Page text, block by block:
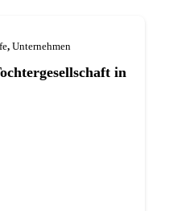
, Unternehmen
in